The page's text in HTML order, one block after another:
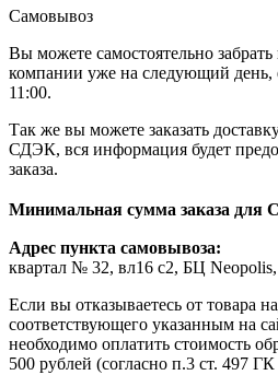
Самовывоз
Вы можете самостоятельно
компании уже на следующий день,
11:00.
Так же вы можете заказать
СДЭК, вся информация будет
заказа.
Минимальная сумма заказа для
Адрес пункта самовывоза:
квартал № 32, вл16 с2, БЦ
Если вы отказываетесь от товара
соответствующего указанным на
необходимо оплатить стоимость
500 рублей (согласно п.3 ст. 497